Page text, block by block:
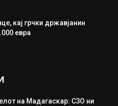
кај грчки државјанин
евра
на Мадагаскар: СЗО ни